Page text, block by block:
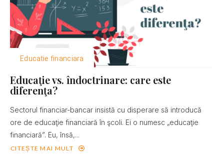
Educatie financiara
Educaţie vs. îndoctrinare: care este
diferenţa?
Sectorul financiar-bancar insistă cu disperare să introducă
ore de educaţie financiară în şcoli. Ei o numesc „educaţie
financiară”. Eu, însă,...
CITEȘTE MAI MULT